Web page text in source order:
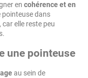
en cohérence et en
pointeuse dans
car elle reste peu
une pointeuse
au sein de